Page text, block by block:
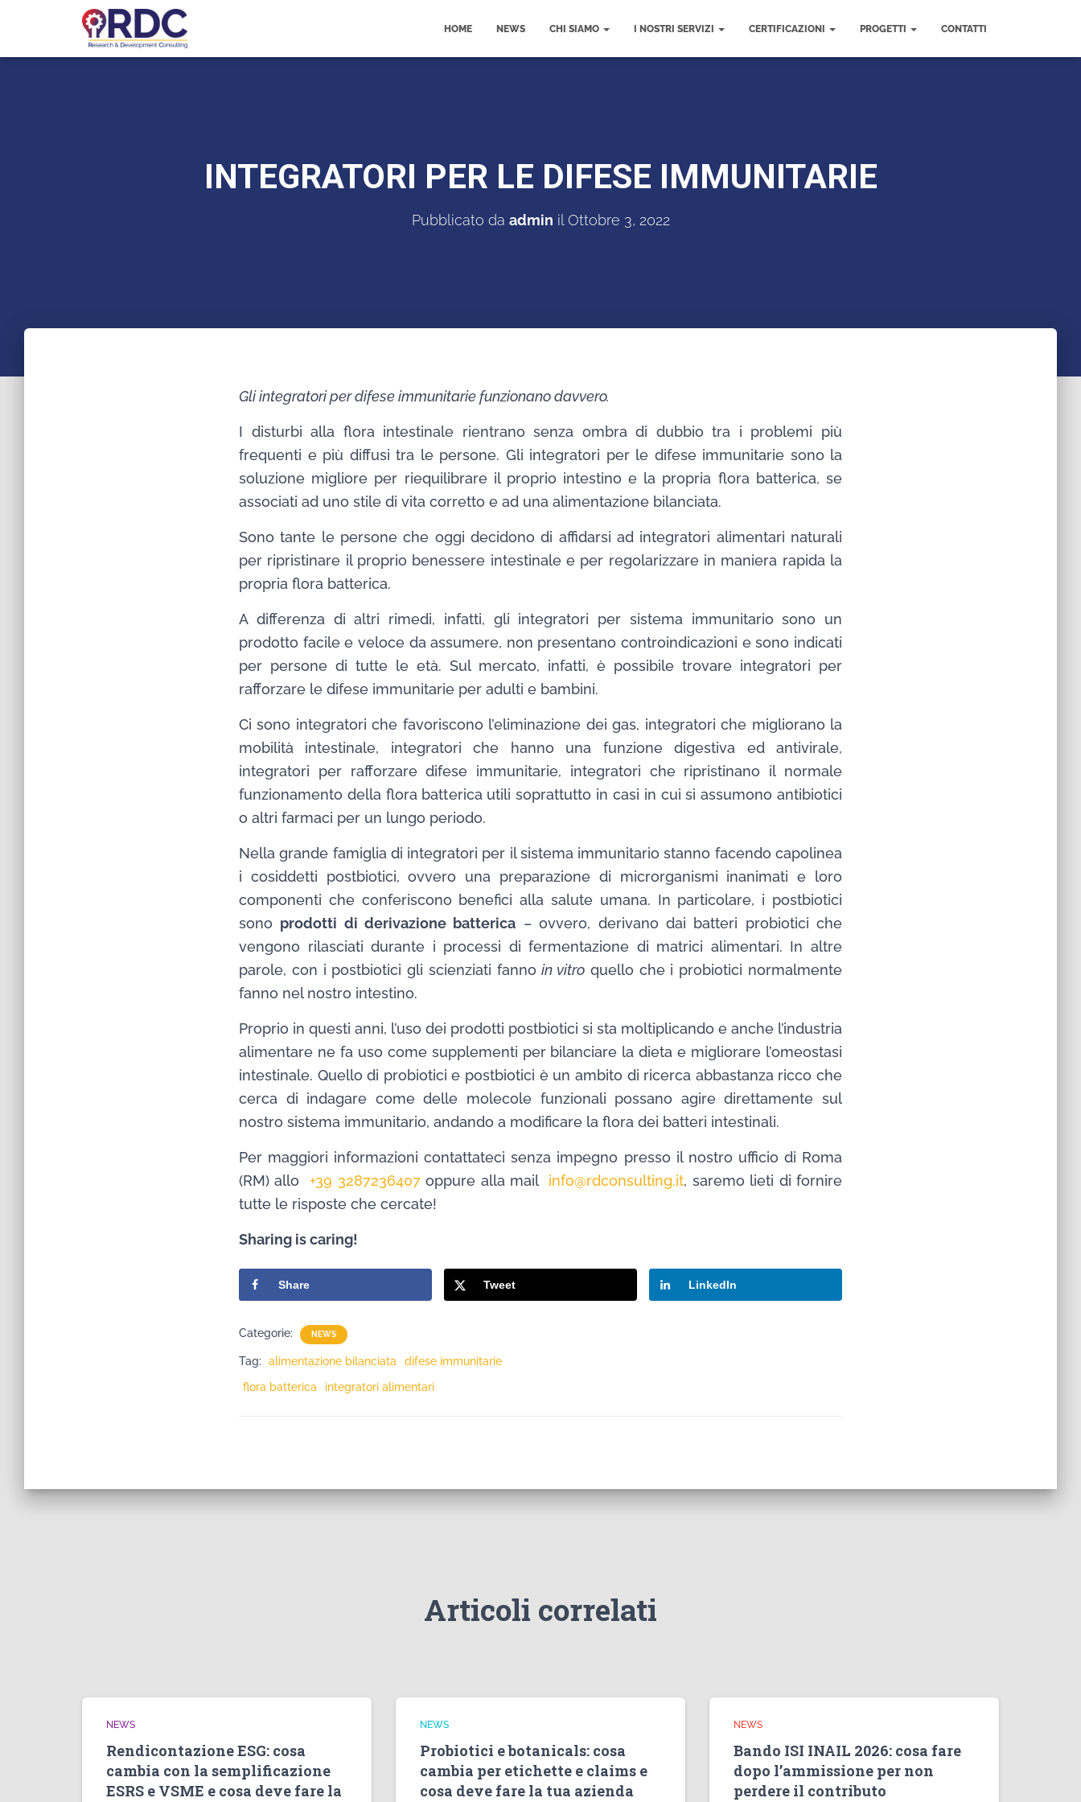
HOME NEWS CHI SIAMO I NOSTRI SERVIZI CERTIFICAZIONI PROGETTI CONTATTI
INTEGRATORI PER LE DIFESE IMMUNITARIE
Pubblicato da admin il Ottobre 3, 2022
Gli integratori per difese immunitarie funzionano davvero.
I disturbi alla flora intestinale rientrano senza ombra di dubbio tra i problemi più
frequenti e più diffusi tra le persone. Gli integratori per le difese immunitarie sono la
soluzione migliore per riequilibrare il proprio intestino e la propria flora batterica, se
associati ad uno stile di vita corretto e ad una alimentazione bilanciata.
Sono tante le persone che oggi decidono di affidarsi ad integratori alimentari naturali
per ripristinare il proprio benessere intestinale e per regolarizzare in maniera rapida la
propria flora batterica.
A differenza di altri rimedi, infatti, gli integratori per sistema immunitario sono un
prodotto facile e veloce da assumere, non presentano controindicazioni e sono indicati
per persone di tutte le età. Sul mercato, infatti, è possibile trovare integratori per
rafforzare le difese immunitarie per adulti e bambini.
Ci sono integratori che favoriscono l’eliminazione dei gas, integratori che migliorano la
mobilità intestinale, integratori che hanno una funzione digestiva ed antivirale,
integratori per rafforzare difese immunitarie, integratori che ripristinano il normale
funzionamento della flora batterica utili soprattutto in casi in cui si assumono antibiotici
o altri farmaci per un lungo periodo.
Nella grande famiglia di integratori per il sistema immunitario stanno facendo capolinea
i cosiddetti postbiotici, ovvero una preparazione di microrganismi inanimati e loro
componenti che conferiscono benefici alla salute umana. In particolare, i postbiotici
sono prodotti di derivazione batterica – ovvero, derivano dai batteri probiotici che
vengono rilasciati durante i processi di fermentazione di matrici alimentari. In altre
parole, con i postbiotici gli scienziati fannoin vitro quello che i probiotici normalmente
fanno nel nostro intestino.
Proprio in questi anni, l’uso dei prodotti postbiotici si sta moltiplicando e anche l’industria
alimentare ne fa uso come supplementi per bilanciare la dieta e migliorare l’omeostasi
intestinale. Quello di probiotici e postbiotici è un ambito di ricerca abbastanza ricco che
cerca di indagare come delle molecole funzionali possano agire direttamente sul
nostro sistema immunitario, andando a modificare la flora dei batteri intestinali.
Per maggiori informazioni contattateci senza impegno presso il nostro ufficio di Roma
(RM) allo +39 3287236407oppure alla mail info@rdconsulting.it, saremo lieti di fornire
tutte le risposte che cercate!
Sharing is caring!
Share Tweet LinkedIn
Categorie: NEWS
Tag: alimentazione bilanciata
difese immunitarie
flora batterica
integratori alimentari
Articoli correlati
NEWS
Rendicontazione ESG: cosa
cambia con la semplificazione
ESRS e VSME e cosa deve fare la
NEWS
Probiotici e botanicals: cosa
cambia per etichette e claims e
cosa deve fare la tua azienda
NEWS
Bando ISI INAIL 2026: cosa fare
dopo l’ammissione per non
perdere il contributo